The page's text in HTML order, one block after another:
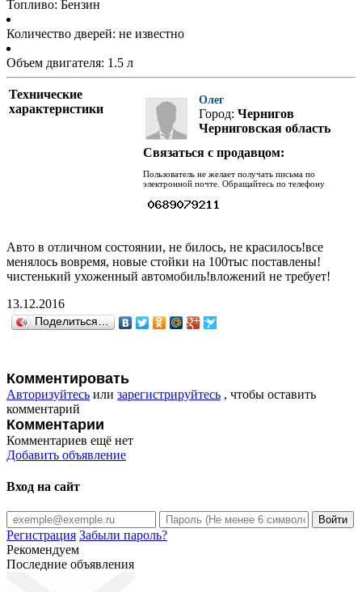
Топливо: Бензин
Количество дверей: не известно
Объем двигателя: 1.5 л
Технические
характеристики
Олег
Город: Чернигов
Черниговская область
Связаться с продавцом:
Пользователь не желает получать письма по
электронной почте. Обращайтесь по телефону
Авто в отличном состоянии, не билось, не красилось!все
менялось вовремя, новые стойки на 100тыс поставлены!
чистенький ухоженный автомобиль!вложений не требует!
13.12.2016
Поделиться…
Комментировать
Авторизуйтесь или зарегистрируйтесь , чтобы оставить
комментарий
Комментарии
Комментариев ещё нет
Добавить объявление
Вход на сайт
Регистрация Забыли пароль?
Рекомендуем
Последние объявления